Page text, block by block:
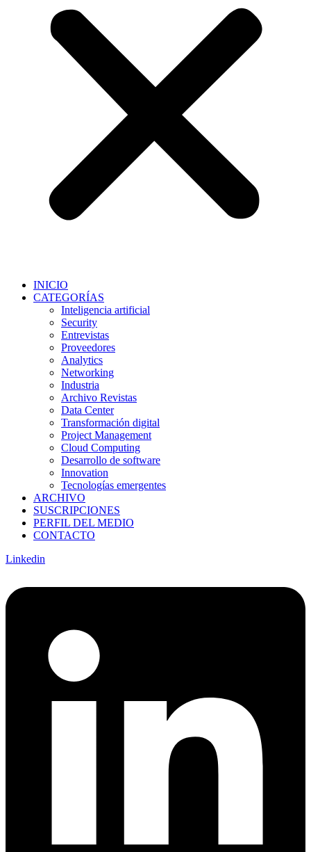
INICIO
CATEGORÍAS
Inteligencia artificial
Security
Entrevistas
Proveedores
Analytics
Networking
Industria
Archivo Revistas
Data Center
Transformación digital
Project Management
Cloud Computing
Desarrollo de software
Innovation
Tecnologías emergentes
ARCHIVO
SUSCRIPCIONES
PERFIL DEL MEDIO
CONTACTO
Linkedin